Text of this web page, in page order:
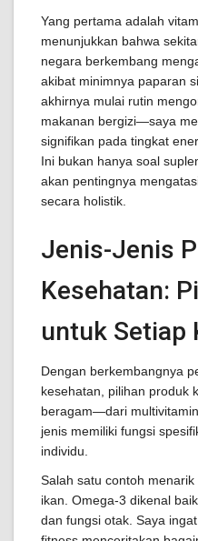
Yang pertama adalah
menunjukkan bahwa
negara berkembang
akibat minimnya paparan
akhirnya mulai rutin
makanan bergizi—saya
signifikan pada tingkat
Ini bukan hanya soal
akan pentingnya
secara holistik.
Jenis-Jenis
Kesehatan:
untuk Setiap
Dengan berkembangnya
kesehatan, pilihan produk
beragam—dari
jenis memiliki fungsi
individu.
Salah satu contoh
ikan. Omega-3 dikenal
dan fungsi otak. Saya